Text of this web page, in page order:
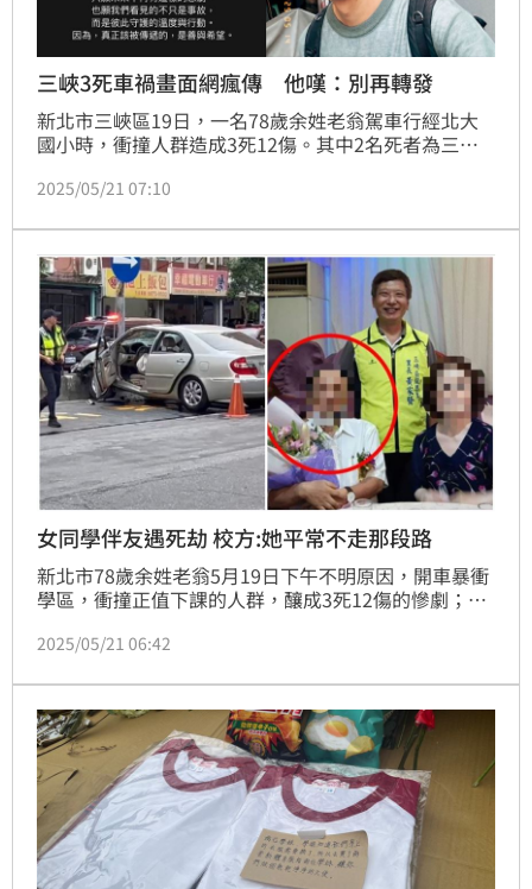
三峽3死車禍畫面網瘋傳 他嘆：別再轉發
新北市三峽區19日，一名78歲余姓老翁駕車行經北大
國小時，衝撞人群造成3死12傷。其中2名死者為三峽
這起事件為台灣交通安全問題投下震撼彈，也引爆網友
轉傳影片」，擔憂給家屬帶來二次傷害。
2025/05/21 07:10
女同學伴友遇死劫 校方:她平常不走那段路
新北市78歲余姓老翁5月19日下午不明原因，開車暴衝
學區，衝撞正值下課的人群，釀成3死12傷的慘劇；經
遺體已發還家屬。這起車禍最駭人的一幕，就是3名國
者，平常不走那段路，只因想跟同學作伴，當時放學並
肩走行人穿越道上有說有笑，卻不幸遇上意外。
2025/05/21 06:42